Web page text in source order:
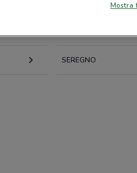
SEREGNO
Mostra